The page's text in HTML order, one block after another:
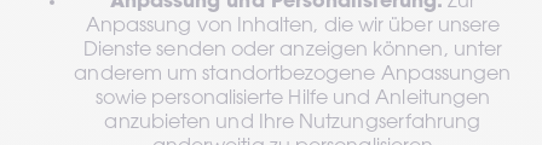
Anpassung von Inhalten, die wir über unsere
Dienste senden oder anzeigen können, unter
anderem um standortbezogene Anpassungen
sowie personalisierte Hilfe und Anleitungen
anzubieten und Ihre Nutzungserfahrung